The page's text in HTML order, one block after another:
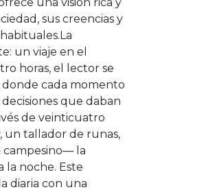
una visión rica y
sus creencias y
un viaje en el
horas, el lector se
cada momento
que daban
de veinticuatro
un tallador de runas,
la
la noche. Este
diaria con una